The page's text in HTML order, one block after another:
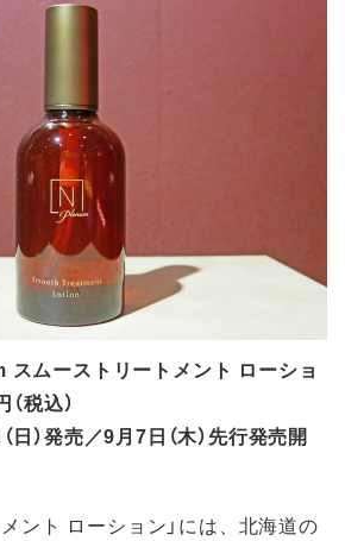
ムーストリートメント ローショ
税込）
）発売／9月7日（木）先行発売開
ント ローション」には、北海道の